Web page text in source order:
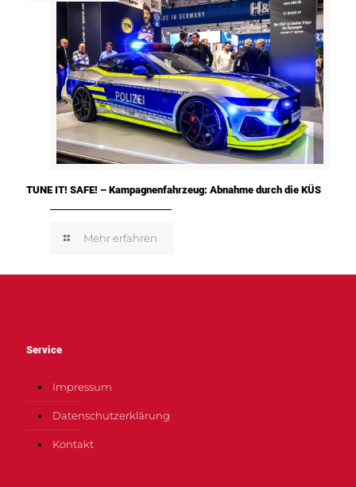
TUNE IT! SAFE! – Kampagnenfahrzeug: Abnahme durch die KÜS
Mehr erfahren
Service
Impressum
Datenschutzerklärung
Kontakt